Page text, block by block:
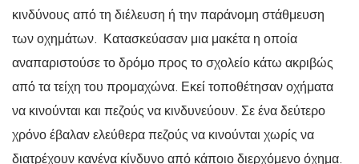
κινδύνους από τη διέλευση ή την παράνομη στάθμευση
των οχημάτων. Κατασκεύασαν μια μακέτα η οποία
αναπαριστούσε το δρόμο προς το σχολείο κάτω ακριβώς
από τα τείχη του προμαχώνα. Εκεί τοποθέτησαν οχήματα
να κινούνται και πεζούς να κινδυνεύουν. Σε ένα δεύτερο
χρόνο έβαλαν ελεύθερα πεζούς να κινούνται χωρίς να
διατρέχουν κανένα κίνδυνο από κάποιο διερχόμενο όχημα.